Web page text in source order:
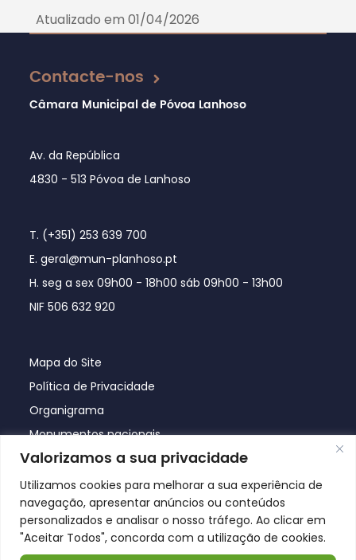
Valorizamos a sua privacidade
Utilizamos cookies para melhorar a sua experiência de
navegação, apresentar anúncios ou conteúdos
personalizados e analisar o nosso tráfego. Ao clicar em
"Aceitar Todos", concorda com a utilização de cookies.
Atualizado em 01/04/2026
Contacte-nos
Câmara Municipal de Póvoa Lanhoso
Av. da República
4830 - 513 Póvoa de Lanhoso
T. (+351) 253 639 700
E. geral@mun-planhoso.pt
H. seg a sex 09h00 - 18h00 sáb 09h00 - 13h00
NIF 506 632 920
Mapa do Site
Política de Privacidade
Organigrama
Monumentos nacionais